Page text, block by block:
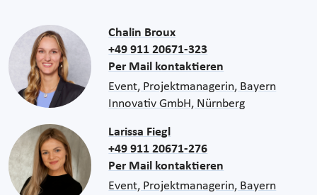
Chalin Broux
+49 911 20671-323
Per Mail kontaktieren
Event, Projektmanagerin, Bayern
Innovativ GmbH, Nürnberg
Larissa Fiegl
+49 911 20671-276
Per Mail kontaktieren
Event, Projektmanagerin, Bayern